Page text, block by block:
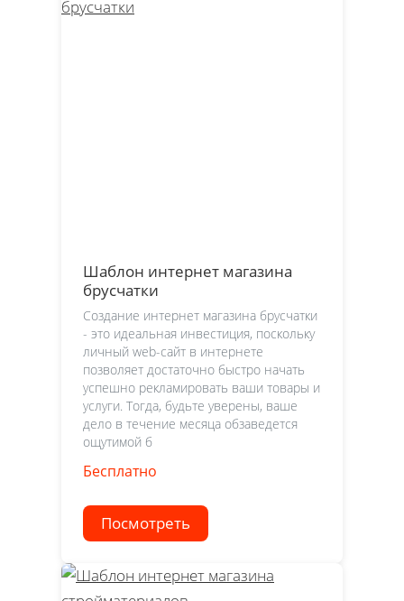
Шаблон интернет магазина
брусчатки
Создание интернет магазина брусчатки
- это идеальная инвестиция, поскольку
личный web-сайт в интернете
позволяет достаточно быстро начать
успешно рекламировать ваши товары и
услуги. Тогда, будьте уверены, ваше
дело в течение месяца обзаведется
ощутимой б
Бесплатно
Посмотреть